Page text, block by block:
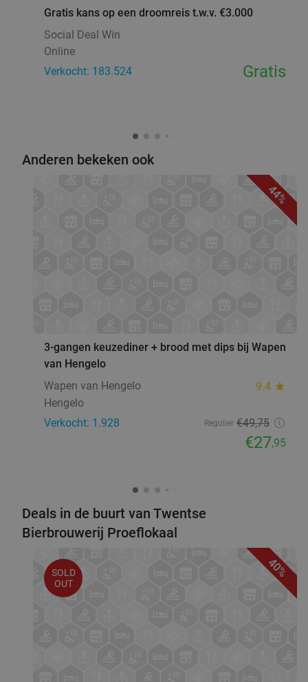
Gratis kans op een droomreis t.w.v. €3.000
Social Deal Win
Online
Verkocht: 183.524
Gratis
Anderen bekeken ook
44%
3-gangen keuzediner + brood met dips bij Wapen
van Hengelo
Wapen van Hengelo
9.4 star
Hengelo
Verkocht: 1.928
Regulier €49,75
€27,95
Deals in de buurt van Twentse
Bierbrouwerij Proeflokaal
40%
SOLD
OUT